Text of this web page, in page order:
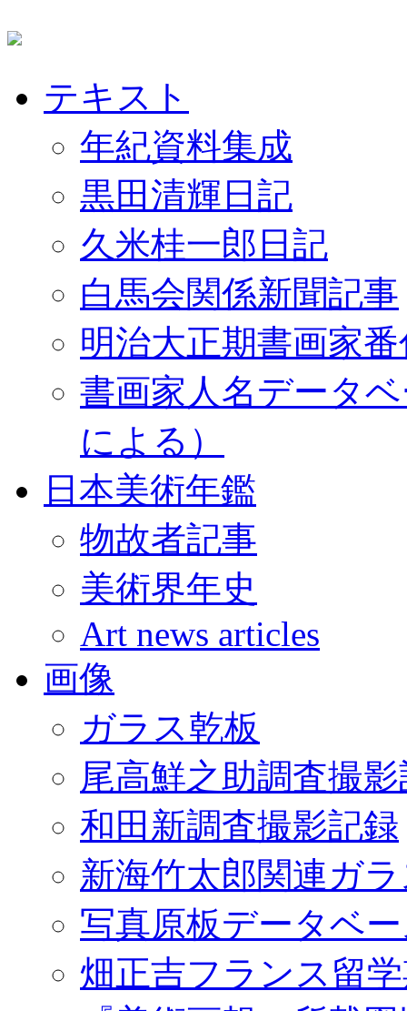
テキスト
年紀資料集成
黒田清輝日記
久米桂一郎日記
白馬会関係新聞記事
明治大正期書画家
書画家人名データ
による）
日本美術年鑑
物故者記事
美術界年史
Art news articles
画像
ガラス乾板
尾高鮮之助調査撮
和田新調査撮影記録
新海竹太郎関連ガ
写真原板データベ
畑正吉フランス留